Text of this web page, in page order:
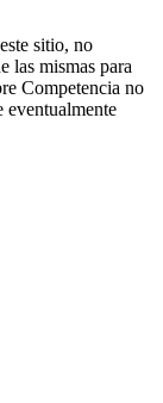
sitio, no
las mismas para
Competencia no
eventualmente